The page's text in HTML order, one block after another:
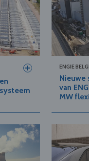
ENGIE
Nieuwe
van
MW